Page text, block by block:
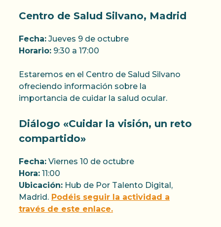
Centro de Salud Silvano, Madrid
Fecha: Jueves 9 de octubre
Horario: 9:30 a 17:00
Estaremos en el Centro de Salud Silvano
ofreciendo información sobre la
importancia de cuidar la salud ocular.
Diálogo «Cuidar la visión, un reto
compartido»
Fecha: Viernes 10 de octubre
Hora: 11:00
Ubicación: Hub de Por Talento Digital,
Madrid. Podéis seguir la actividad a
través de este enlace.